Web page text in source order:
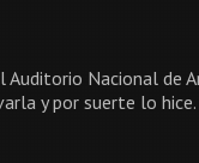
Nacional de
y por suerte lo